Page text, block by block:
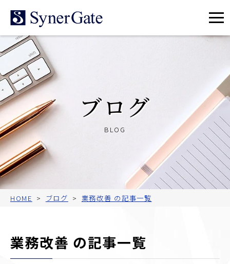
メ
ュ
ブログ
BLOG
HOME ブログ 業務改善 の記事一覧
業務改善 の記事一覧